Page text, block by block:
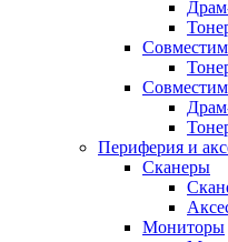
Периферия и
Сканеры
Мониторы